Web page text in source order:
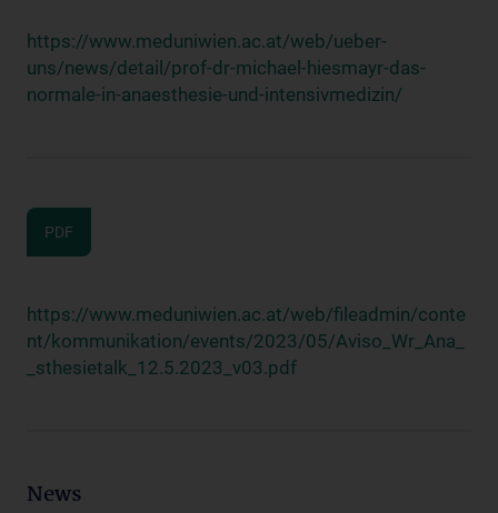
https://www.meduniwien.ac.at/web/ueber-
uns/news/detail/prof-dr-michael-hiesmayr-das-
normale-in-anaesthesie-und-intensivmedizin/
PDF
https://www.meduniwien.ac.at/web/fileadmin/conte
nt/kommunikation/events/2023/05/Aviso_Wr_Ana_
_sthesietalk_12.5.2023_v03.pdf
News